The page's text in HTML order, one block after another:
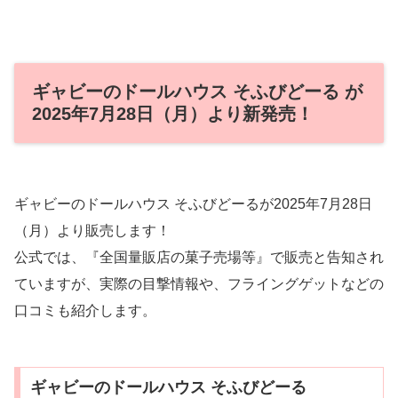
ギャビーのドールハウス そふびどーる が
2025年7月28日（月）より新発売！
ギャビーのドールハウス そふびどーるが2025年7月28日
（月）より販売します！
公式では、『全国量販店の菓子売場等』で販売と告知され
ていますが、実際の目撃情報や、フライングゲットなどの
口コミも紹介します。
ギャビーのドールハウス そふびどーる